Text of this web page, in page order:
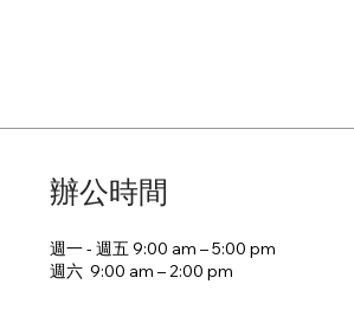
週一 - 週五 9:00 am – 5:00 pm
週六 9:00 am – 2:00 pm​
辦公時間